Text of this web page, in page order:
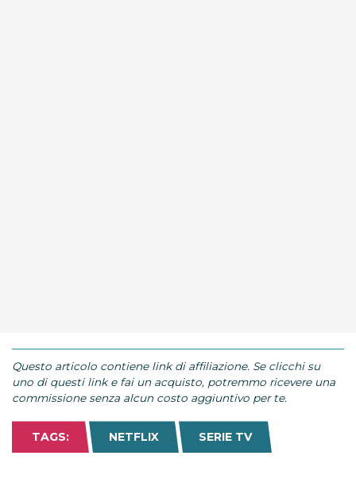
Questo articolo contiene link di affiliazione. Se clicchi su
uno di questi link e fai un acquisto, potremmo ricevere una
commissione senza alcun costo aggiuntivo per te.
TAGS: NETFLIX SERIE TV